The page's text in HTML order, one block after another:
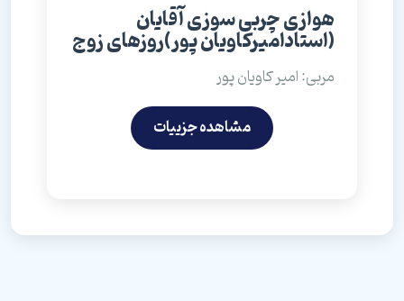
هوازی چربی سوزی آقایان
(استادامیرکاویان پور)روزهای زوج
مربی: امیر کاویان پور
مشاهده جزییات